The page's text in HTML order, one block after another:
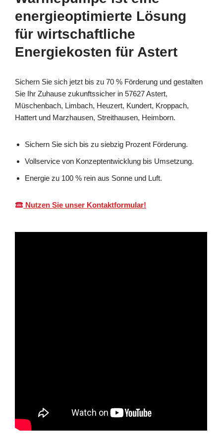
energieoptimierte Lösung
für wirtschaftliche
Energiekosten für Astert
Sichern Sie sich jetzt bis zu 70 % Förderung und gestalten
Sie Ihr Zuhause zukunftssicher in 57627 Astert,
Müschenbach, Limbach, Heuzert, Kundert, Kroppach,
Hattert und Marzhausen, Streithausen, Heimborn.
Sichern Sie sich bis zu siebzig Prozent Förderung.
Vollservice von Konzeptentwicklung bis Umsetzung.
Energie zu 100 % rein aus Sonne und Luft.
Nutzen Sie unser Kontaktformular!